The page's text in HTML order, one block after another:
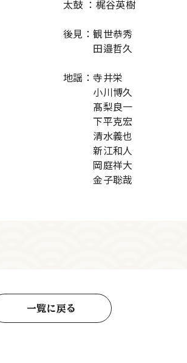
太鼓 ： 梶谷英樹
後見：観世恭秀
田邉哲久
地謡：寺井栄
小川博久
髙梨良一
下平克宏
清水義也
新江和人
岡庭祥大
金子聡哉
一覧に戻る